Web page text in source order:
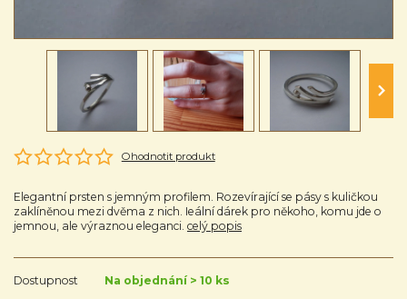
Ohodnotit produkt
Elegantní prsten s jemným profilem. Rozevírající se pásy s kuličkou
zaklíněnou mezi dvěma z nich. Ieální dárek pro někoho, komu jde o
jemnou, ale výraznou eleganci. celý popis
Dostupnost
Na objednání > 10 ks